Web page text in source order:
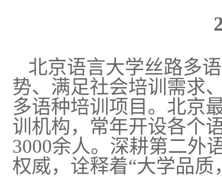
北京语言大学丝路多
势、满足社会培训需求
多语种培训项目。北京
训机构，常年开设各个
3000余人。深耕第二外
权威，诠释着“大学品质